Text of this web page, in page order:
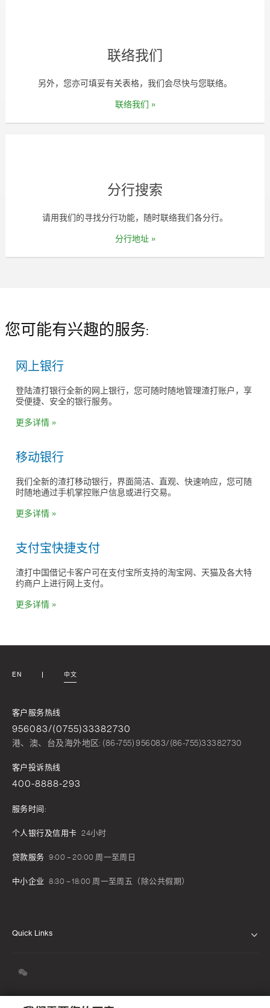
联络我们
另外，您亦可填妥有关表格，我们会尽快与您联络。
联络我们 »
分行搜索
请用我们的寻找分行功能，随时联络我们各分行。
分行地址 »
您可能有兴趣的服务:
网上银行
登陆渣打银行全新的网上银行，您可随时随地管理渣打账户，享
受便捷、安全的银行服务。
更多详情 »
移动银行
我们全新的渣打移动银行，界面简洁、直观、快速响应，您可随
时随地通过手机掌控账户信息或进行交易。
更多详情 »
支付宝快捷支付
渣打中国借记卡客户可在支付宝所支持的淘宝网、天猫及各大特
约商户上进行网上支付。
更多详情 »
EN 中文
客户服务热线
956083/(0755)33382730
港、澳、台及海外地区: (86-755) 956083/(86-755)33382730
客户投诉热线
400-8888-293
服务时间:
个人银行及信用卡 24小时
贷款服务 9:00 – 20:00 周一至周日
中小企业 8:30 – 18:00 周一至周五（除公共假期）
Quick Links
我们的信念